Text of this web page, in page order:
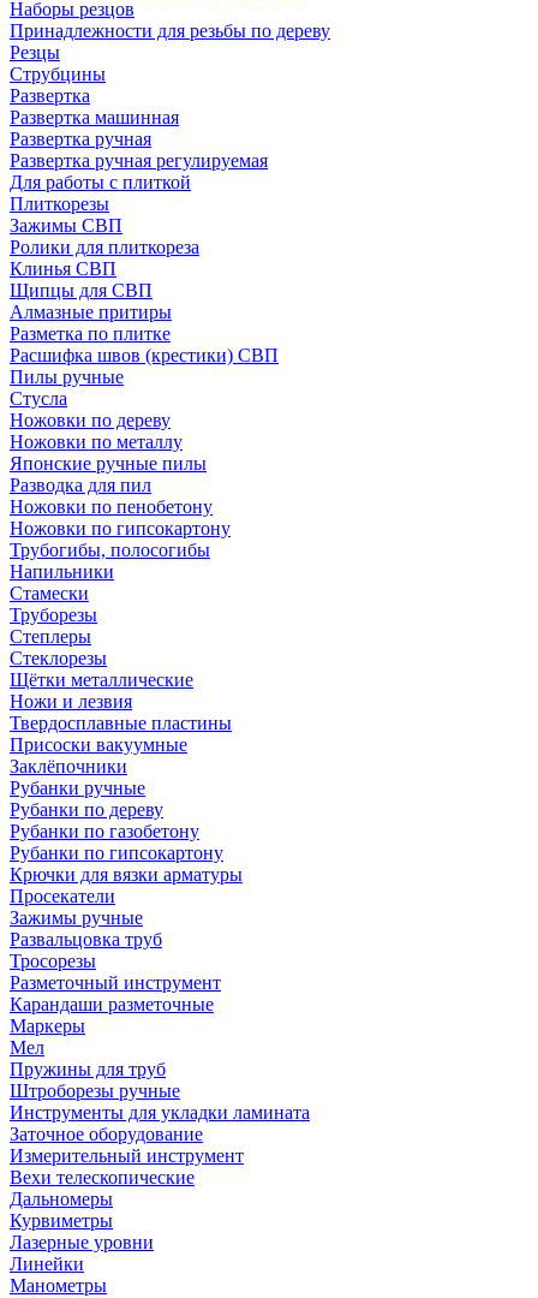
Наборы резцов
Принадлежности для резьбы по дереву
Резцы
Струбцины
Развертка
Развертка машинная
Развертка ручная
Развертка ручная регулируемая
Для работы с плиткой
Плиткорезы
Зажимы СВП
Ролики для плиткореза
Клинья СВП
Щипцы для СВП
Алмазные притиры
Разметка по плитке
Расшифка швов (крестики) СВП
Пилы ручные
Стусла
Ножовки по дереву
Ножовки по металлу
Японские ручные пилы
Разводка для пил
Ножовки по пенобетону
Ножовки по гипсокартону
Трубогибы, полосогибы
Напильники
Стамески
Труборезы
Степлеры
Стеклорезы
Щётки металлические
Ножи и лезвия
Твердосплавные пластины
Присоски вакуумные
Заклёпочники
Рубанки ручные
Рубанки по дереву
Рубанки по газобетону
Рубанки по гипсокартону
Крючки для вязки арматуры
Просекатели
Зажимы ручные
Развальцовка труб
Тросорезы
Разметочный инструмент
Карандаши разметочные
Маркеры
Мел
Пружины для труб
Штроборезы ручные
Инструменты для укладки ламината
Заточное оборудование
Измерительный инструмент
Вехи телескопические
Дальномеры
Курвиметры
Лазерные уровни
Линейки
Манометры